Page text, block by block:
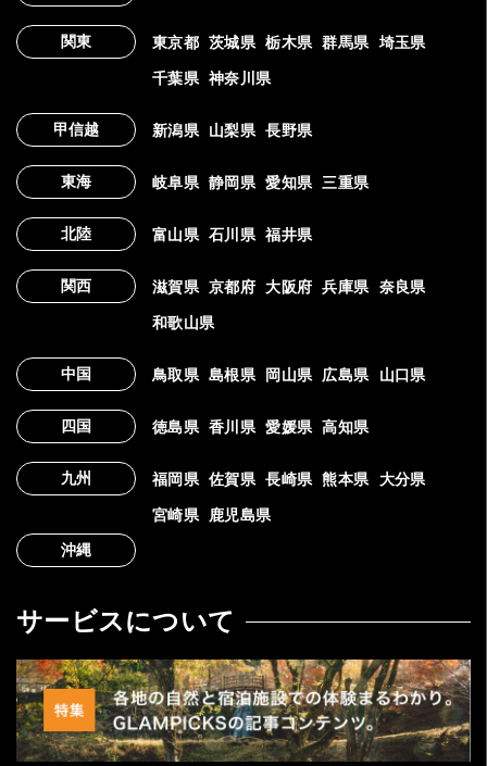
関東 東京都 茨城県 栃木県 群馬県 埼玉県
千葉県 神奈川県
甲信越 新潟県 山梨県 長野県
東海 岐阜県 静岡県 愛知県 三重県
北陸 富山県 石川県 福井県
関西 滋賀県 京都府 大阪府 兵庫県 奈良県
和歌山県
中国 鳥取県 島根県 岡山県 広島県 山口県
四国 徳島県 香川県 愛媛県 高知県
九州 福岡県 佐賀県 長崎県 熊本県 大分県
宮崎県
鹿児島県
沖縄
サービスについて